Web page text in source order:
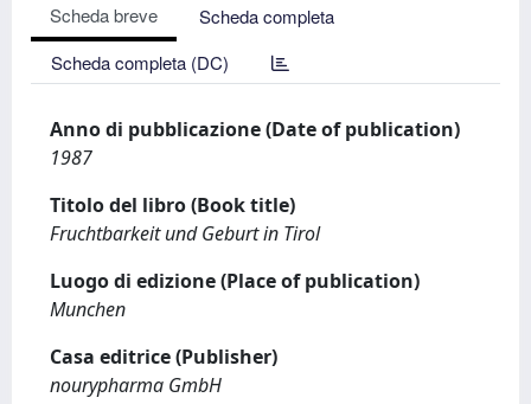
Scheda breve
Scheda completa
Scheda completa (DC)
Anno di pubblicazione (Date of publication)
1987
Titolo del libro (Book title)
Fruchtbarkeit und Geburt in Tirol
Luogo di edizione (Place of publication)
Munchen
Casa editrice (Publisher)
nourypharma GmbH